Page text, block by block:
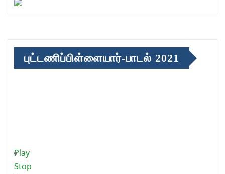
புட்டணிப்பிள்ளையார்-பாடல் 2021
Play
Stop